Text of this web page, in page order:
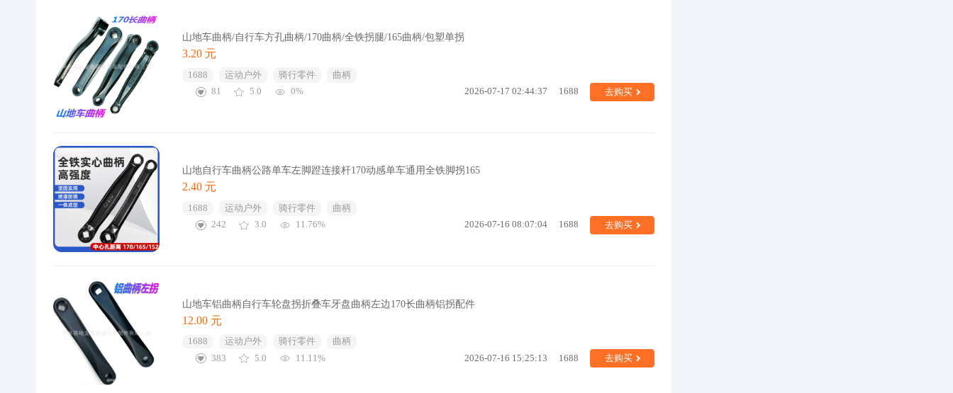
山地车曲柄/自行车方孔曲柄/170曲柄/全铁拐腿/165曲柄/包塑单拐
3.20 元
1688 运动户外 骑行零件
曲柄
81
5.0 0% 2026-07-17 02:44:37 1688 去购买
山地自行车曲柄公路单车左脚蹬连接杆170动感单车通用全铁脚拐165
2.40 元
1688 运动户外 骑行零件
曲柄
242
3.0 11.76% 2026-07-16 08:07:04 1688 去购买
山地车铝曲柄自行车轮盘拐折叠车牙盘曲柄左边170长曲柄铝拐配件
12.00 元
1688 运动户外 骑行零件
曲柄
383
5.0 11.11% 2026-07-16 15:25:13 1688 去购买